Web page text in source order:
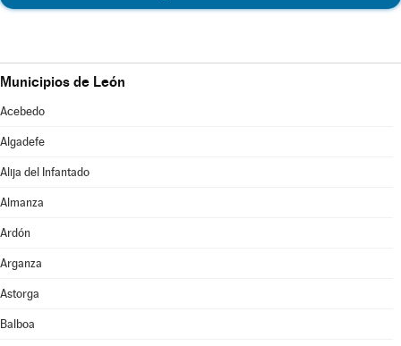
Municipios de León
Acebedo
Algadefe
Alija del Infantado
Almanza
Ardón
Arganza
Astorga
Balboa